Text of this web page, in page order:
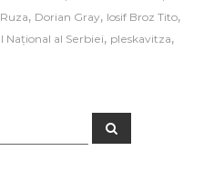
, Dorian Gray, Iosif Broz Tito,
Național al Serbiei, pleskavitza,
Search